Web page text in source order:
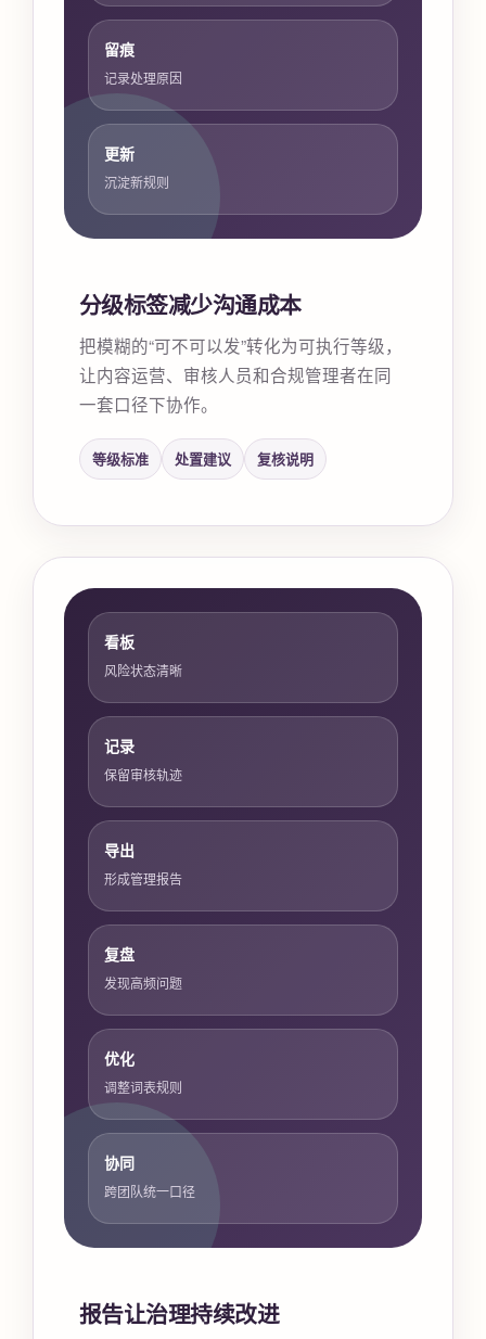
留痕
记录处理原因
更新
沉淀新规则
分级标签减少沟通成本
把模糊的“可不可以发”转化为可执行等级，
让内容运营、审核人员和合规管理者在同
一套口径下协作。
等级标准 处置建议 复核说明
看板
风险状态清晰
记录
保留审核轨迹
导出
形成管理报告
复盘
发现高频问题
优化
调整词表规则
协同
跨团队统一口径
报告让治理持续改进